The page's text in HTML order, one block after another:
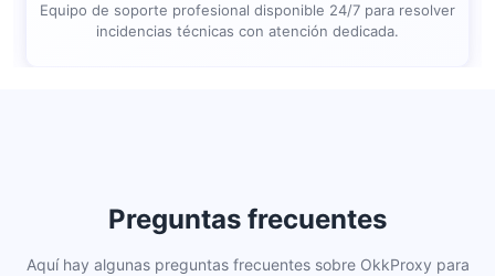
Equipo de soporte profesional disponible 24/7 para resolver
incidencias técnicas con atención dedicada.
Preguntas frecuentes
Aquí hay algunas preguntas frecuentes sobre OkkProxy para